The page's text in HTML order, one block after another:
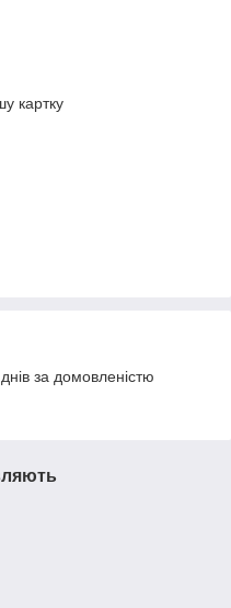
картку
за домовленістю